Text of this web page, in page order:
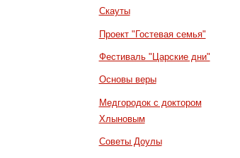
Скауты
Проект "Гостевая семья"
Фестиваль "Царские дни"
Основы веры
Медгородок с доктором
Хлыновым
Советы Доулы